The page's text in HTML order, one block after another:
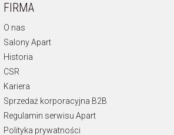
FIRMA
O nas
Salony Apart
Historia
CSR
Kariera
Sprzedaż korporacyjna B2B
Regulamin serwisu Apart
Polityka prywatności